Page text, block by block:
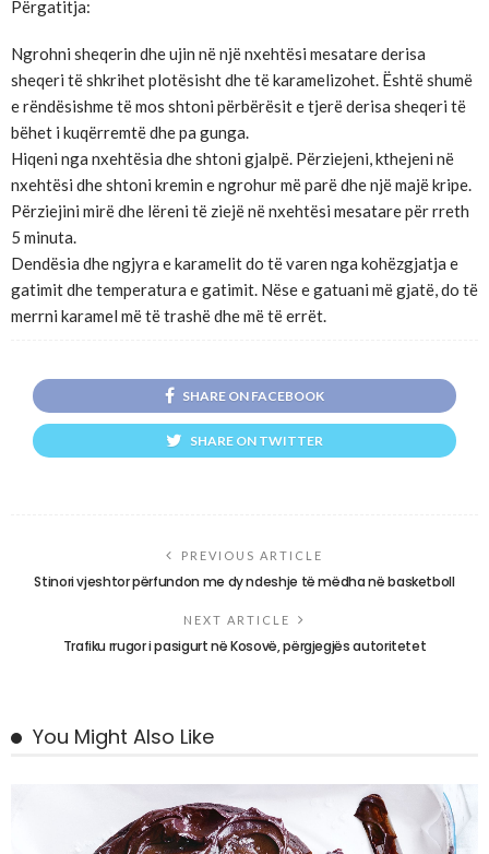
Përgatitja:
Ngrohni sheqerin dhe ujin në një nxehtësi mesatare derisa
sheqeri të shkrihet plotësisht dhe të karamelizohet. Është shumë
e rëndësishme të mos shtoni përbërësit e tjerë derisa sheqeri të
bëhet i kuqërremtë dhe pa gunga.
Hiqeni nga nxehtësia dhe shtoni gjalpë. Përziejeni, kthejeni në
nxehtësi dhe shtoni kremin e ngrohur më parë dhe një majë kripe.
Përziejini mirë dhe lëreni të ziejë në nxehtësi mesatare për rreth
5 minuta.
Dendësia dhe ngjyra e karamelit do të varen nga kohëzgjatja e
gatimit dhe temperatura e gatimit. Nëse e gatuani më gjatë, do të
merrni karamel më të trashë dhe më të errët.
SHARE ON FACEBOOK
SHARE ON TWITTER
PREVIOUS ARTICLE
Stinori vjeshtor përfundon me dy ndeshje të mëdha në basketboll
NEXT ARTICLE
Trafiku rrugor i pasigurt në Kosovë, përgjegjës autoritetet
You Might Also Like